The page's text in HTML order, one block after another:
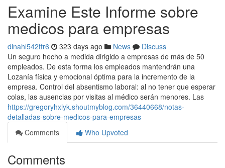
Examine Este Informe sobre
medicos para empresas
dinahl542tfr6 323 days ago News
Discuss
Un seguro hecho a medida dirigido a empresas de más de 50
empleados. De esta forma los empleados mantendrán una
Lozanía física y emocional óptima para la incremento de la
empresa. Control del absentismo laboral: al no tener que esperar
colas, las ausencias por visitas al médico serán menores. Las
https://gregoryhxlyk.shoutmyblog.com/36440668/notas-
detalladas-sobre-medicos-para-empresas
Comments
Who Upvoted
Comments